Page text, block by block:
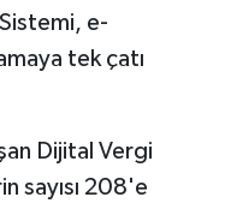
e-
tek çatı
Dijital Vergi
sayısı 208'e